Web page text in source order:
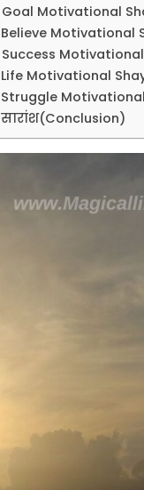
Goal Motivational
Believe Motivational
Success
Life Motivational
Struggle
सारांश(Conclusion)